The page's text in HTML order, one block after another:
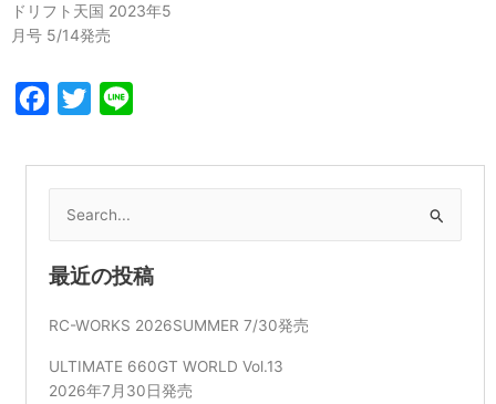
ドリフト天国 2023年5
月号 5/14発売
Facebook
Twitter
索
対
象:
最近の投稿
RC-WORKS 2026SUMMER 7/30発売
ULTIMATE 660GT WORLD Vol.13
2026年7月30日発売